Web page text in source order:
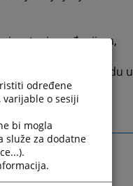
suđenjima,
sudskim
u Osnovnom sudu u
određene
varijable o sesiji
bi mogla
služe za dodatne